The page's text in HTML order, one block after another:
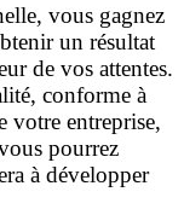
vous gagnez
un résultat
de vos attentes.
conforme à
votre entreprise,
pourrez
à développer